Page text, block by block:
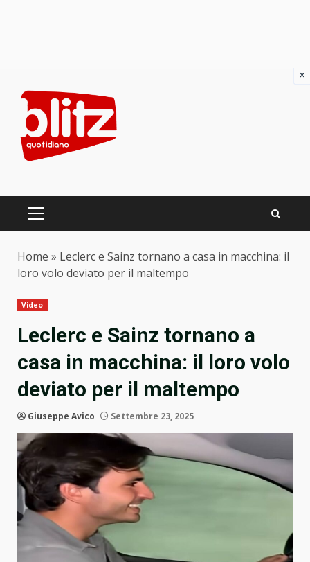
content
PRIMARY
Home » Leclerc e Sainz tornano a casa in macchina: il
loro volo deviato per il maltempo
Video
Leclerc e Sainz tornano a
casa in macchina: il loro volo
deviato per il maltempo
Giuseppe Avico Settembre 23, 2025
×